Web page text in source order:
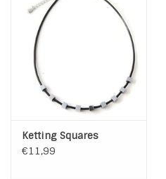
Ketting Squares
€11,99